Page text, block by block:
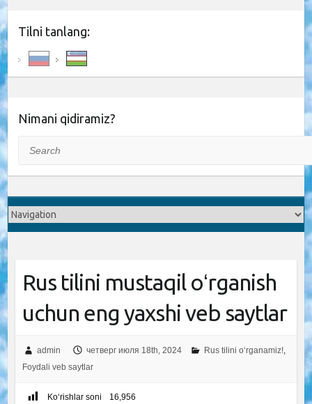
Tilni tanlang:
Nimani qidiramiz?
Rus tilini mustaqil oʻrganish
uchun eng yaxshi veb saytlar
admin четверг июля 18th, 2024 Rus tilini o‘rganamiz!,
Foydali veb saytlar
Ko‘rishlar soni 16,956